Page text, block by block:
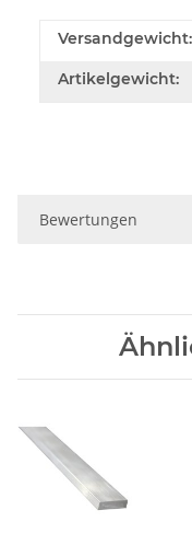
Versandgewicht:
Artikelgewicht:
Bewertungen